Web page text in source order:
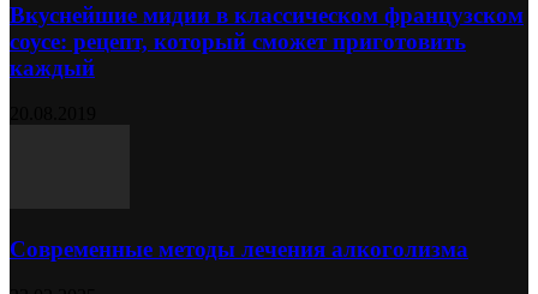
Вкуснейшие мидии в классическом французском
соусе: рецепт, который сможет приготовить
каждый
Современные методы лечения алкоголизма